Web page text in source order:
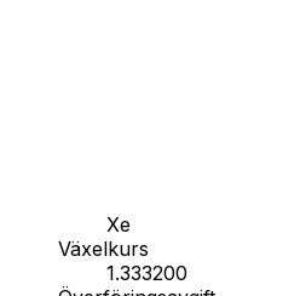
Xe
Växelkurs
1.333200